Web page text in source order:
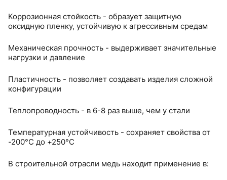
Коррозионная стойкость - образует защитную
оксидную пленку, устойчивую к агрессивным средам
Механическая прочность - выдерживает значительные
нагрузки и давление
Пластичность - позволяет создавать изделия сложной
конфигурации
Теплопроводность - в 6-8 раз выше, чем у стали
Температурная устойчивость - сохраняет свойства от
-200°C до +250°C
В строительной отрасли медь находит применение в: